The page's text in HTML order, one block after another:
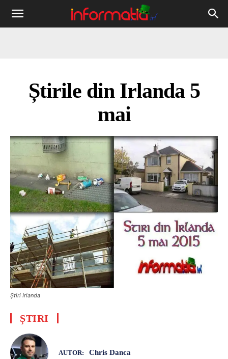
Informația
Știrile din Irlanda 5
mai
Știri Irlanda
ȘTIRI
AUTOR: Chris Danca